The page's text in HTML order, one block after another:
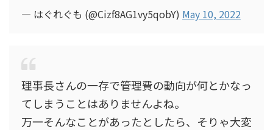
— はぐれぐも (@Cizf8AG1vy5qobY) May 10, 2022
理事長さんの一存で管理費の動向が何とかなっ
てしまうことはありませんよね。
万一そんなことがあったとしたら、そりゃ大変